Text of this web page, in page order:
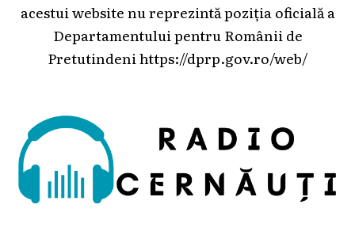
acestui website nu reprezintă poziția oficială a
Departamentului pentru Românii de
Pretutindeni https://dprp.gov.ro/web/